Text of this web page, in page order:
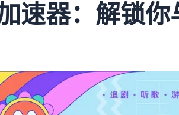
速器：解锁